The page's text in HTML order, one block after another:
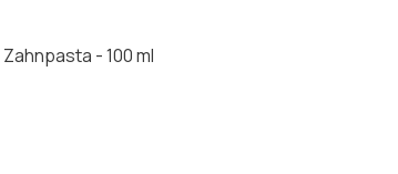
- 100 ml